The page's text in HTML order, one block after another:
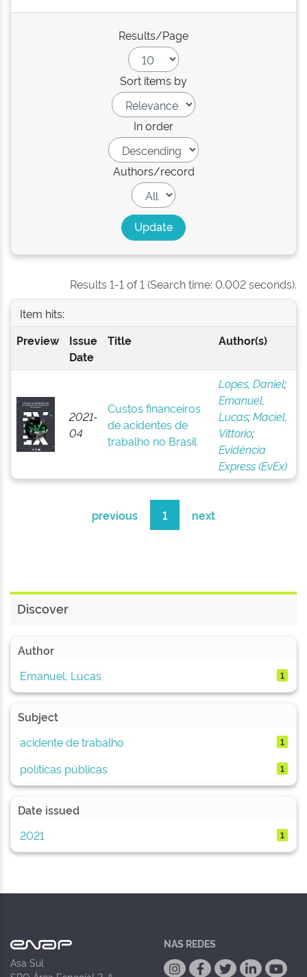
Results/Page
Sort items by
In order
Authors/record
Results 1-1 of 1 (Search time: 0.002 seconds).
Item hits:
Preview
Issue
Date
Title Author(s)
2021-
04
Custos financeiros
de acidentes de
trabalho no Brasil
Lopes, Daniel;
Emanuel,
Lucas;Maciel,
Vittorio;
Evidência
Express (EvEx)
previous 1 next
Discover
Author
Emanuel, Lucas
1
Subject
acidente de trabalho
1
políticas públicas 1
Date issued
2021
1
Asa Sul
NAS REDES